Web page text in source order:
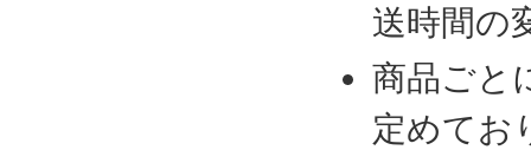
送時間の
商品ごと
定めてお